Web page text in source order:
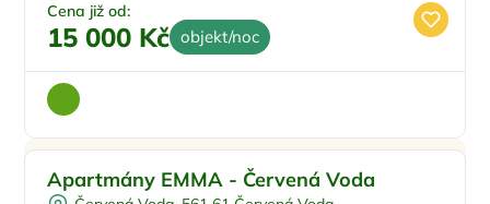
Cena již od:
15 000 Kč objekt/noc
Půjčení kol
Apartmány EMMA - Červená Voda